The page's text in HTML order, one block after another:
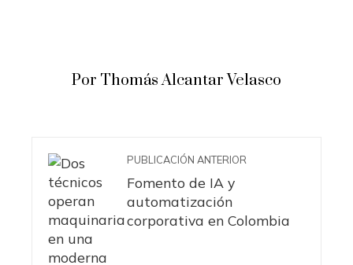
Por Thomás Alcantar Velasco
PUBLICACIÓN ANTERIOR
Fomento de IA y
automatización
corporativa en Colombia